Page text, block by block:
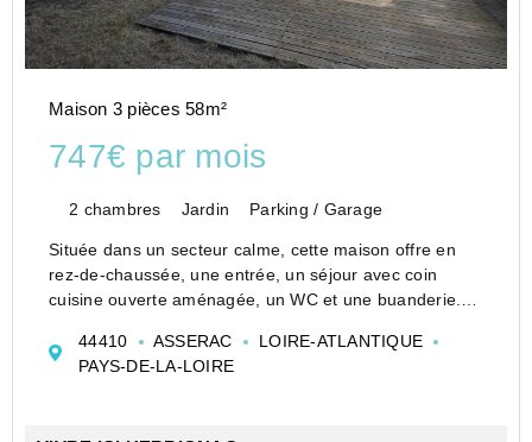
Maison 3 pièces 58m²
747€ par mois
2 chambres Jardin Parking / Garage
Située dans un secteur calme, cette maison offre en
rez-de-chaussée, une entrée, un séjour avec coin
cuisine ouverte aménagée, un WC et une buanderie.
salle d'eau avec WC.
Un petit jardin ave...
44410 ASSERAC
LOIRE-ATLANTIQUE
PAYS-DE-LA-LOIRE